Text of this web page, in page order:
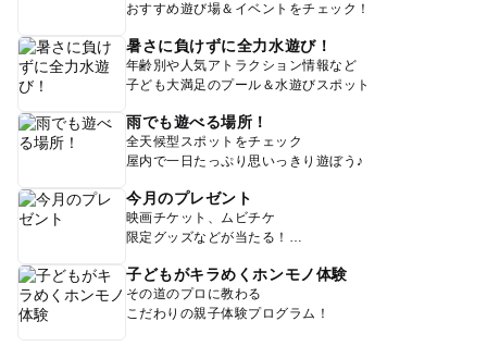
おすすめ遊び場＆イベントをチェック！
暑さに負けずに全力水遊び！
年齢別や人気アトラクション情報など
子ども大満足のプール＆水遊びスポット
雨でも遊べる場所！
全天候型スポットをチェック
屋内で一日たっぷり思いっきり遊ぼう♪
今月のプレゼント
映画チケット、ムビチケ
限定グッズなどが当たる！
子どもがキラめくホンモノ体験
その道のプロに教わる
こだわりの親子体験プログラム！